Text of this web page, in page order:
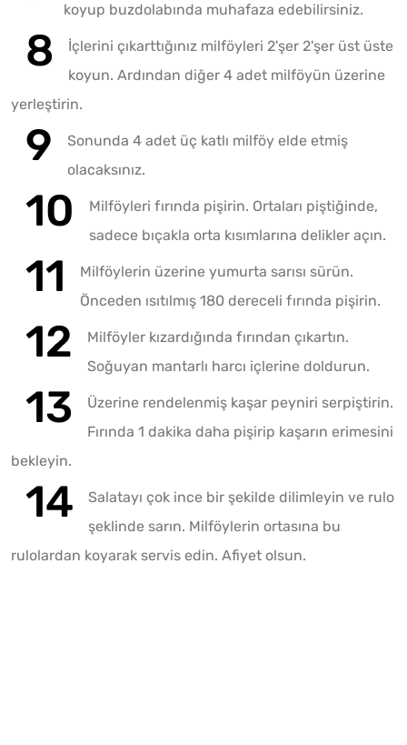
koyup buzdolabında muhafaza edebilirsiniz.
İçlerini çıkarttığınız milföyleri 2'şer 2'şer üst üste
koyun. Ardından diğer 4 adet milföyün üzerine
yerleştirin.
Sonunda 4 adet üç katlı milföy elde etmiş
olacaksınız.
Milföyleri fırında pişirin. Ortaları piştiğinde,
sadece bıçakla orta kısımlarına delikler açın.
Milföylerin üzerine yumurta sarısı sürün.
Önceden ısıtılmış 180 dereceli fırında pişirin.
Milföyler kızardığında fırından çıkartın.
Soğuyan mantarlı harcı içlerine doldurun.
Üzerine rendelenmiş kaşar peyniri serpiştirin.
Fırında 1 dakika daha pişirip kaşarın erimesini
bekleyin.
Salatayı çok ince bir şekilde dilimleyin ve rulo
şeklinde sarın. Milföylerin ortasına bu
rulolardan koyarak servis edin. Afiyet olsun.